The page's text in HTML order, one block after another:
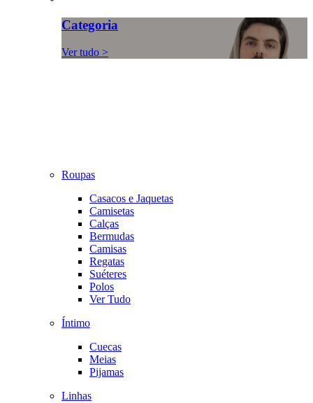
Categoria
Ver tudo >
Roupas
Casacos e Jaquetas
Camisetas
Calças
Bermudas
Camisas
Regatas
Suéteres
Polos
Ver Tudo
Íntimo
Cuecas
Meias
Pijamas
Linhas